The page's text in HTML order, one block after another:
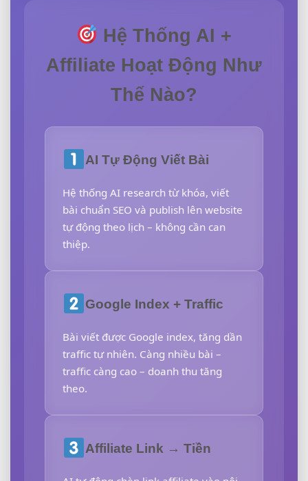
Hệ Thống AI +
Affiliate Hoạt Động Như
Thế Nào?
AI Tự Động Viết Bài
Hệ thống AI research từ khóa, viết
bài chuẩn SEO và publish lên website
tự động theo lịch – không cần can
thiệp.
Google Index + Traffic
Bài viết được Google index, tăng dần
traffic tự nhiên. Càng nhiều bài –
traffic càng cao – doanh thu tăng
theo.
Affiliate Link → Tiền